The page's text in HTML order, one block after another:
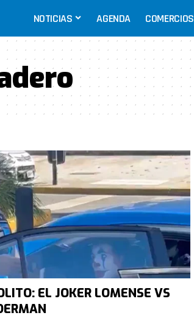
NOTICIAS AGENDA COMERCIOS
EL JOKER LOMENSE VS